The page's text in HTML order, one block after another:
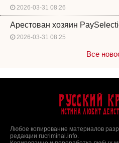
2026-03-31 08:26
Арестован хозяин
2026-03-31 08:25
Все
Русский
Истина любит
Любое копирование материалов
редакции rucriminal.info.